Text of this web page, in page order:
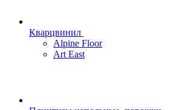
Кварцвинил
Alpine Floor
Art East